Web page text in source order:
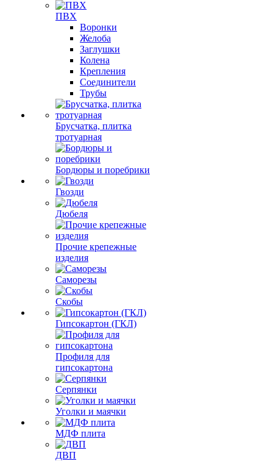
ПВХ
Воронки
Желоба
Заглушки
Колена
Крепления
Соединители
Трубы
Брусчатка, плитка
тротуарная
Бордюры и поребрики
Гвозди
Дюбеля
Прочие крепежные
изделия
Саморезы
Скобы
Гипсокартон (ГКЛ)
Профиля для
гипсокартона
Серпянки
Уголки и маячки
МДФ плита
ДВП